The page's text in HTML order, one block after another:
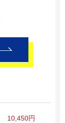
10,450円